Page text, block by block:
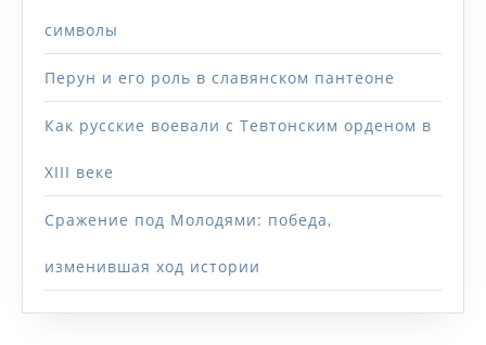
символы
Перун и его роль в славянском пантеоне
Как русские воевали с Тевтонским орденом в
XIII веке
Сражение под Молодями: победа,
изменившая ход истории